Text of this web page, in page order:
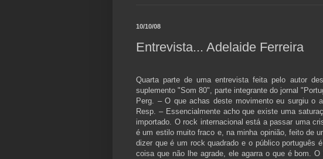
10/10/08
Entrevista... Adelaide Ferreira
Quarta parte de uma entrevista feita pelo autor
suplemento "Som 80", parte integrante do jornal
Perg. – O que achas deste movimento eu surgiu o
Resp. – Essencialmente acho que existe uma
importado. O rock internacional está a passar uma
é um estilo muito fraco e, na minha opinião, feito de
dizer que é um rock quadrado e o público português
coisa que não lhe agrade, ele agarra o que é bom.